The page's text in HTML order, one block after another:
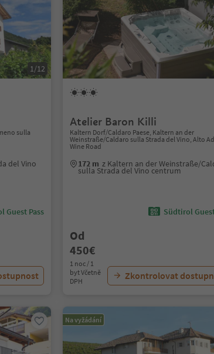
1/12
sulla
del Vino
Guest Pass
Atelier Baron Killi
Kaltern Dorf/Caldaro Paese, Kaltern an der
Weinstraße/Caldaro sulla Strada del Vino, Alto
Wine Road
172 m z Kaltern an der Weinstraße/
sulla Strada del Vino centrum
Südtirol
Od
450€
1 noc / 1
byt Včetně
DPH
Zkontrolovat
Na vyžádání